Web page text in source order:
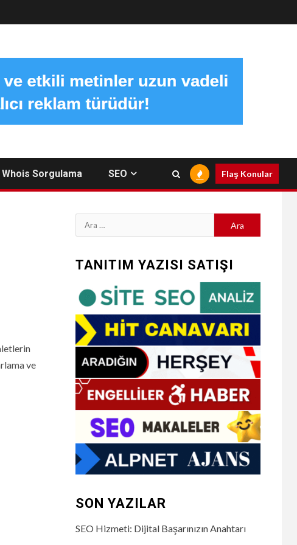
Whois Sorgulama SEO Flaş Konular
ve
Arama:
TANITIM YAZISI SATIŞI
SON YAZILAR
SEO Hizmeti: Dijital Başarınızın Anahtarı